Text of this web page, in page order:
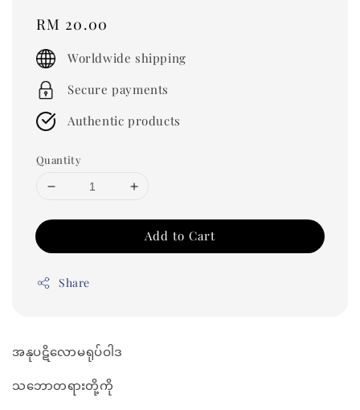
Regular
price
RM 20.00
Worldwide shipping
Secure payments
Authentic products
Quantity
Add to Cart
Share
အနုပဋိလောမရုပ်ဝါဒ
သဘောတရားတို့ကို